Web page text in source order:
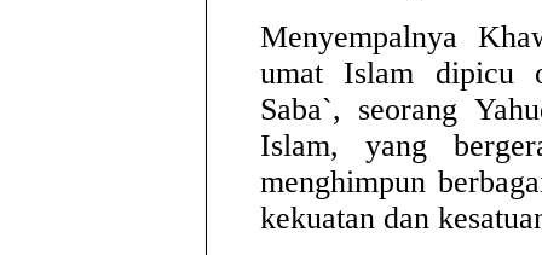
Menyempalnya
umat Islam dipicu
Saba`, seorang
Islam, yang
menghimpun
kekuatan dan